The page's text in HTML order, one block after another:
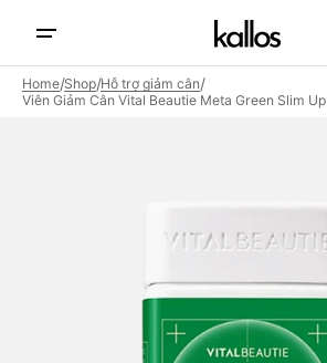
content
Home/Shop/Hỗ trợ giảm cân/
Viên Giảm Cân Vital Beautie Meta Green Slim Up